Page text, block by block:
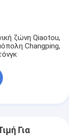
ζώνη Qiaotou,
Changping,
Για